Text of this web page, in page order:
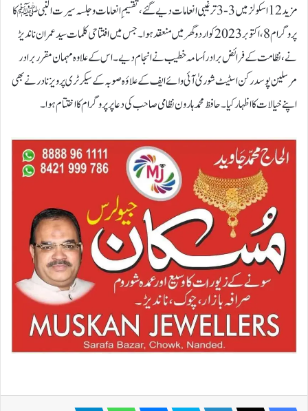
مزید 12 اسکولز میں 3-3 ترغیبی انعامات دیے گئے، تقسیمِ انعامات و جلسہ سیرت النبی ﷺکا
پروگرام 8،اکتوبر 2023 کو اردو گھر میں منعقد ہوا۔ جس میں افتتاحی کلمات سید عمران ناندیڑ
نے، نظامت کے فرائض برادر اُسامہ خطیب نے انجام دیے۔ اس کے علاوہ مہمان مقرر برادر
مرسلین پوسد رکن اسٹیٹ شوریٰ آئی وائے ایف کے علاؤہ صوبہ کے سیکرٹری پرویز نادر نے بھی
اپنے خیالات کا اظہار کیا۔ حافظ محمد ہارون نظامی صاحب کی دعا پر پروگرام کا اختتام ہوا۔